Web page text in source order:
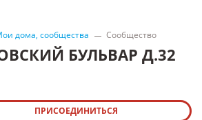
дома, сообщества Сообщество
БУЛЬВАР Д.32
ПРИСОЕДИНИТЬСЯ